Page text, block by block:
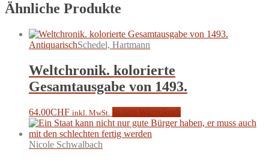
Ähnliche Produkte
AntiquarischSchedel, Hartmann
Weltchronik. kolorierte
Gesamtausgabe von 1493.
64.00CHF inkl. MwSt.
Nicole Schwalbach